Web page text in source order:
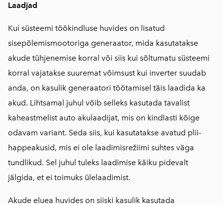
Laadjad
Kui süsteemi töökindluse huvides on lisatud
sisepõlemismootoriga generaator, mida kasutatakse
akude tühjenemise korral või siis kui sõltumatu süsteemi
korral vajatakse suuremat võimsust kui inverter suudab
anda, on kasulik generaatori töötamisel täis laadida ka
akud. Lihtsamal juhul võib selleks kasutada tavalist
kaheastmelist auto akulaadijat, mis on kindlasti kõige
odavam variant. Seda siis, kui kasutatakse avatud plii-
happeakusid, mis ei ole laadimisrežiimi suhtes väga
tundlikud. Sel juhul tuleks laadimise käiku pidevalt
jälgida, et ei toimuks ülelaadimist.
Akude eluea huvides on siiski kasulik kasutada